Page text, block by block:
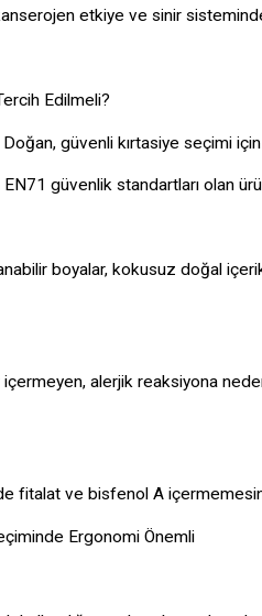
etkiye ve sinir
Edilmeli?
güvenli kırtasiye seçimi
güvenlik standartları olan
boyalar, kokusuz doğal
alerjik reaksiyona
fitalat ve bisfenol A
Ergonomi Önemli